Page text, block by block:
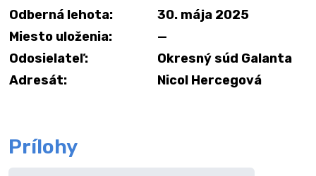
Odberná lehota:
30. mája 2025
Miesto uloženia:
—
Odosielateľ:
Okresný súd Galanta
Adresát:
Nicol Hercegová
Prílohy